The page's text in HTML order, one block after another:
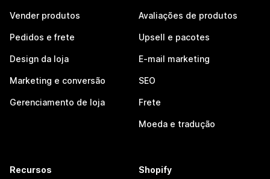
Vender produtos
Pedidos e frete
Design da loja
Marketing e conversão
Gerenciamento de loja
Avaliações de produtos
Upsell e pacotes
E-mail marketing
SEO
Frete
Moeda e tradução
Recursos Shopify